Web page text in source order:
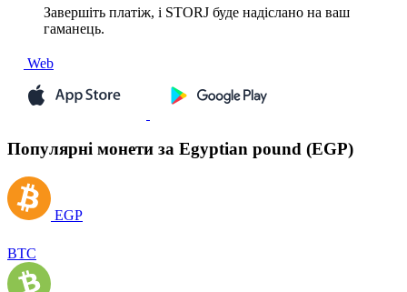
Завершіть платіж, і STORJ буде надіслано на ваш
гаманець.
Web
Популярні монети за Egyptian pound (EGP)
EGP
BTC